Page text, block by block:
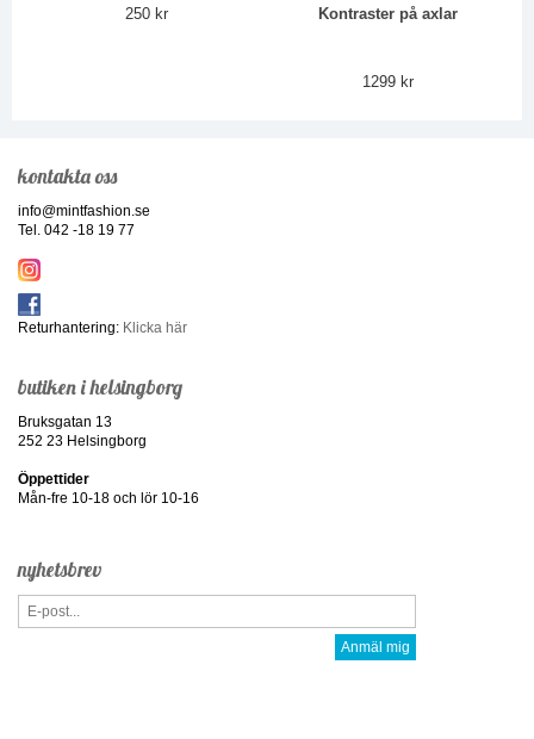
250 kr
Kontraster på axlar
1299 kr
kontakta oss
info@mintfashion.se
Tel. 042 -18 19 77
Returhantering: Klicka här
butiken i helsingborg
Bruksgatan 13
252 23 Helsingborg
Öppettider
Mån-fre 10-18 och lör 10-16
nyhetsbrev
Anmäl mig